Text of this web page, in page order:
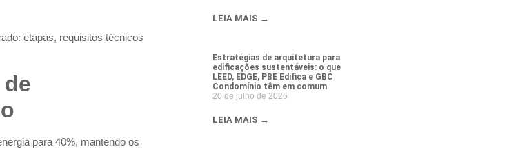
etapas, requisitos técnicos
para 40%, mantendo os
LEIA MAIS →
Estratégias de arquitetura para
edificações sustentáveis: o que
LEED, EDGE, PBE Edifica e GBC
Condomínio têm em comum
20 de julho de 2026
LEIA MAIS →